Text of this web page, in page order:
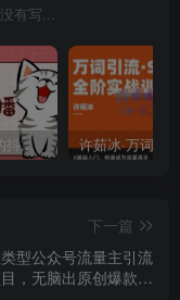
有写...
外面收费1980的抖音萌宠宠直播项目，可虚拟人直播，抖音报白，实时互动直播【软件+详细教程】
下一篇
型公众号流量主引流
，无脑出原创爆款文